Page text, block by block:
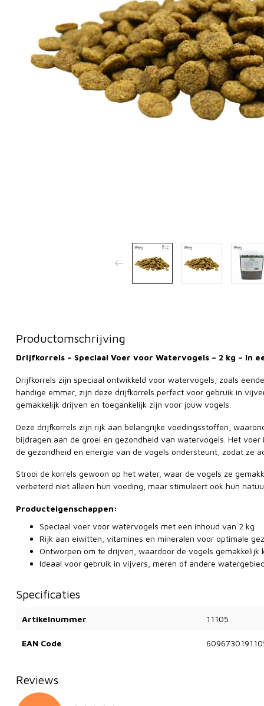
Productomschrijving
Drijfkorrels – Speciaal Voer voor Watervogels – 2 kg – In
Drijfkorrels zijn speciaal ontwikkeld voor watervogels, zoals
handige emmer, zijn deze drijfkorrels perfect voor gebruik in
gemakkelijk drijven en toegankelijk zijn voor jouw vogels.
Deze drijfkorrels zijn rijk aan belangrijke voedingsstoffen,
bijdragen aan de groei en gezondheid van watervogels. Het
de gezondheid en energie van de vogels ondersteunt, zodat ze
Strooi de korrels gewoon op het water, waar de vogels ze
verbeterd niet alleen hun voeding, maar stimuleert ook hun
Producteigenschappen:
Speciaal voer voor watervogels met een inhoud van 2 kg
Rijk aan eiwitten, vitamines en mineralen voor optimale
Ontworpen om te drijven, waardoor de vogels gemakkelijk
Ideaal voor gebruik in vijvers, meren of andere
Specificaties
Artikelnummer 11105
EAN Code
Reviews